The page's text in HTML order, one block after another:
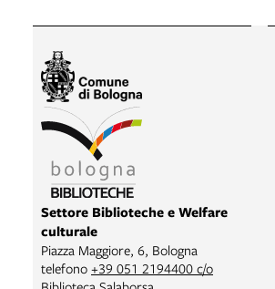
Settore Biblioteche e Welfare
culturale
Piazza Maggiore, 6, Bologna
telefono +39 051 2194400 c/o